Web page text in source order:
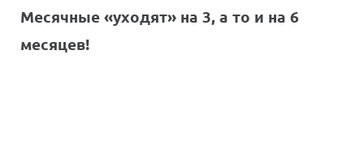
Месячные «уходят» на 3, а то и на 6
месяцев!